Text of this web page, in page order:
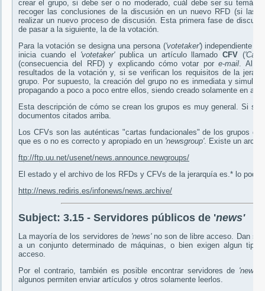
crear el grupo, si debe ser o no moderado, cuál debe ser su
recoger las conclusiones de la discusión en un nuevo RFD (si las
realizar un nuevo proceso de discusión. Esta primera fase de
de pasar a la siguiente, la de la votación.
Para la votación se designa una persona ('votetaker') independiente
inicia cuando el 'votetaker'publica un artículo llamado CFV ('Call
(consecuencia del RFD) y explicando cómo votar pore-mail. Al
resultados de la votación y, si se verifican los requisitos de la
grupo. Por supuesto, la creación del grupo no es inmediata y
propagando a poco a poco entre ellos, siendo creado solamente en
Esta descripción de cómo se crean los grupos es muy general. Si
documentos citados arriba.
Los CFVs son las auténticas "cartas fundacionales" de los grupos
que es o no es correcto y apropiado en un 'newsgroup'. Existe un
ftp://ftp.uu.net/usenet/news.announce.newgroups/
El estado y el archivo de los RFDs y CFVs de la jerarquía es.* lo
http://news.rediris.es/infonews/news.archive/
Subject: 3.15 - Servidores públicos de 'news'
La mayoría de los servidores de 'news'no son de libre acceso. Dan
a un conjunto determinado de máquinas, o bien exigen algun tipo
acceso.
Por el contrario, también es posible encontrar servidores de 'news'
algunos permiten enviar artículos y otros solamente leerlos.